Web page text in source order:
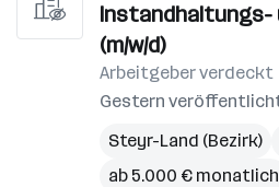
Instandhaltungs-
(m/w/d)
Arbeitgeber verdeckt
Gestern
Steyr-Land (Bezirk)
ab 5.000 € monatlich